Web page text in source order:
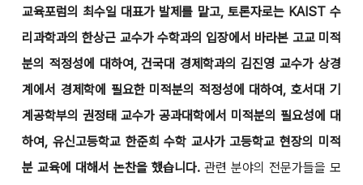
교육포럼의 최수일 대표가 발제를 맡고, 토론자로는 KAIST 수
리과학과의 한상근 교수가 수학과의 입장에서 바라본 고교 미적
분의 적정성에 대하여, 건국대 경제학과의 김진영 교수가 상경
계에서 경제학에 필요한 미적분의 적정성에 대하여, 호서대 기
계공학부의 권정태 교수가 공과대학에서 미적분의 필요성에 대
하여, 유신고등학교 한준희 수학 교사가 고등학교 현장의 미적
분 교육에 대해서 논찬을 했습니다. 관련 분야의 전문가들을 모